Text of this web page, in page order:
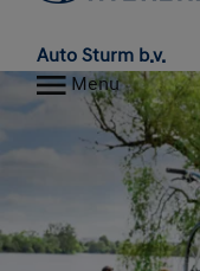
Auto Sturm b.v.
Menu